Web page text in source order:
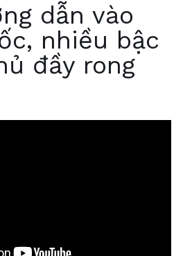
dẫn vào
nhiều bậc
đầy rong